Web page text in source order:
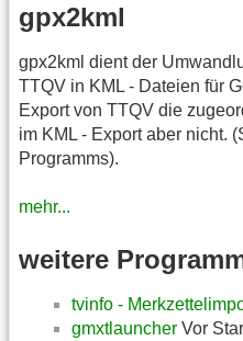
gpx2kml
gpx2kml dient der
TTQV in KML - Dateien für
Export von TTQV die
im KML - Export aber nicht.
Programms).
mehr...
weitere
tvinfo -
gmxtlauncher Vor